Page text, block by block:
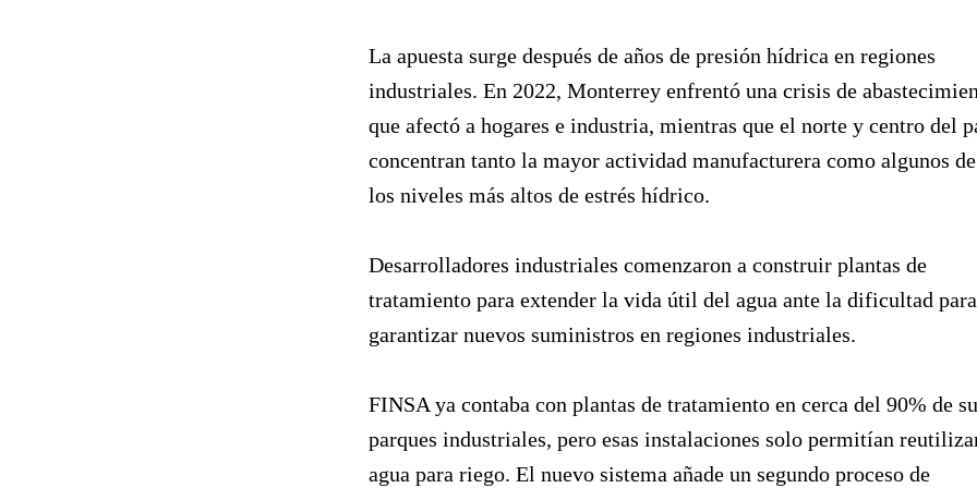
La apuesta surge después de años de presión hídrica en regiones
industriales. En 2022, Monterrey enfrentó una crisis de
que afectó a hogares e industria, mientras que el norte y centro del
concentran tanto la mayor actividad manufacturera como algunos de
los niveles más altos de estrés hídrico.
Desarrolladores industriales comenzaron a construir plantas de
tratamiento para extender la vida útil del agua ante la dificultad para
garantizar nuevos suministros en regiones industriales.
FINSA ya contaba con plantas de tratamiento en cerca del 90% de
parques industriales, pero esas instalaciones solo permitían
agua para riego. El nuevo sistema añade un segundo proceso de